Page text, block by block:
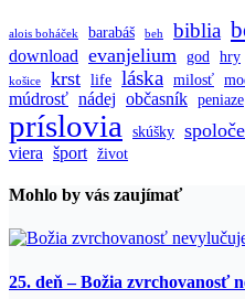
alois boháček barabáš beh biblia
download evanjelium god hry
košice krst life láska milosť
múdrosť nádej občasník peniaze
príslovia skúšky
viera šport život
Mohlo by vás zaujímať
25. deň – Božia zvrchovanosť